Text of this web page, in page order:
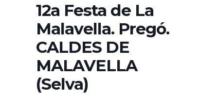
12a Festa de La
Malavella. Pregó.
CALDES DE
MALAVELLA
(Selva)